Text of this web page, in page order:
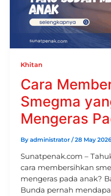
Khitan
Cara
Smegma
Mengeras
By administrator /28 May
Sunatpenak.com –
cara membersihkan
mengeras pada anak?
Bunda pernah